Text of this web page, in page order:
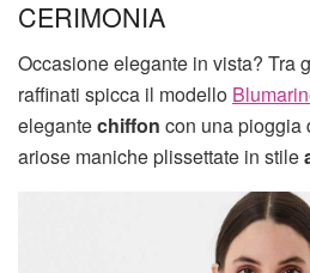
CERIMONIA
Occasione elegante in vista? Tra
raffinati spicca il modello
elegantechiffon con una pioggia
ariose maniche plissettate in stile